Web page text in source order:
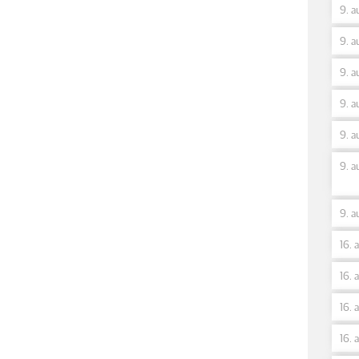
9.
9.
9.
9.
9.
9.
9.
16.
16.
16.
16.